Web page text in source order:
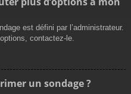
est défini par l’administrateur.
contactez-le.
un sondage ?